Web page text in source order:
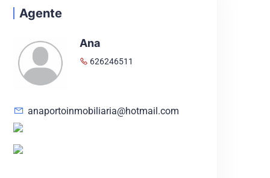
Agente
Ana
626246511
anaportoinmobiliaria@hotmail.com